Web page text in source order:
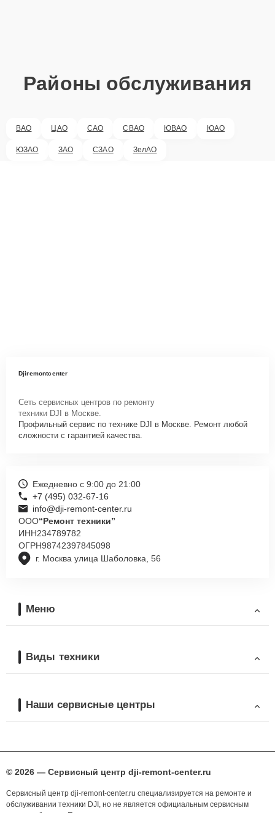
Районы обслуживания
ВАО ЦАО САО СВАО ЮВАО ЮАО
ЮЗАО ЗАО СЗАО ЗелАО
Djiremontcenter
Сеть сервисных центров по ремонту
техники DJI в Москве.
Профильный сервис по технике DJI в Москве. Ремонт любой
сложности с гарантией качества.
г. Москва улица Шаболовка, 56
Ежедневно с 9:00 до 21:00
+7 (495) 032-67-16
info@dji-remont-center.ru
ООО“Ремонт техники”
ИНН234789782
ОГРН98742397845098
Меню
Виды техники
Наши сервисные центры
© 2026 — Сервисный центр dji-remont-center.ru
Сервисный центр dji-remont-center.ru специализируется на ремонте и
обслуживании техники DJI, но не является официальным сервисным